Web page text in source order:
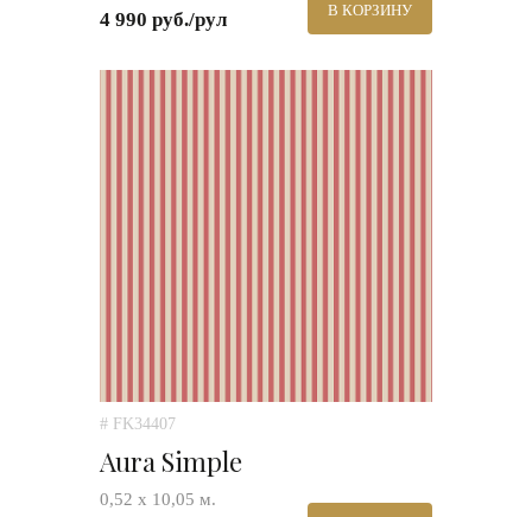
4 990 руб./рул В КОРЗИНУ
# FK34407
Aura Simple
0,52 х 10,05 м.